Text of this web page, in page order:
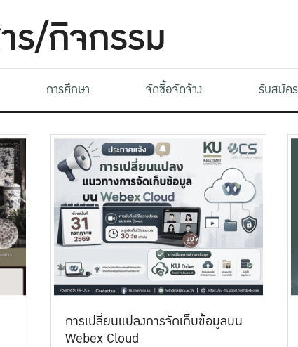
ร/กิจกรรม
การศึกษา จัดซื้อจัดจ้าง รับสมัค
การเปลี่ยนแปลงการจัดเก็บข้อมูลบน
Webex Cloud